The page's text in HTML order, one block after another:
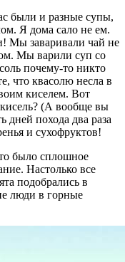
были и разные супы,
Я дома сало не ем.
Мы заваривали чай не
Мы варили суп со
почему-то никто
что квасолю несла в
киселем. Вот
(А вообще вы
дней похода два раза
и сухофруктов!
было сплошное
Настолько все
подобрались в
люди в горные